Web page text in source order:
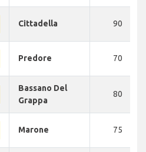
Cittadella 90
Predore 70
Bassano Del
Grappa
80
Marone 75